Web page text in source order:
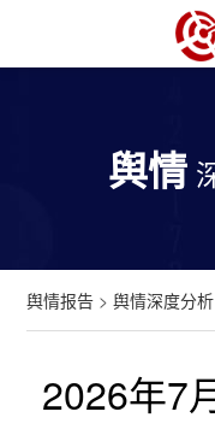
舆情
舆情报告 >舆情深度分析
2026年7